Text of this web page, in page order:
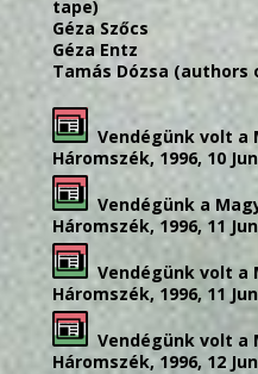
tape)
Géza Szőcs
Géza Entz
Tamás Dózsa (authors
Vendégünk volt a
Háromszék, 1996, 10
Vendégünk a
Háromszék, 1996, 11
Vendégünk volt a
Háromszék, 1996, 11
Vendégünk volt a
Háromszék, 1996, 12